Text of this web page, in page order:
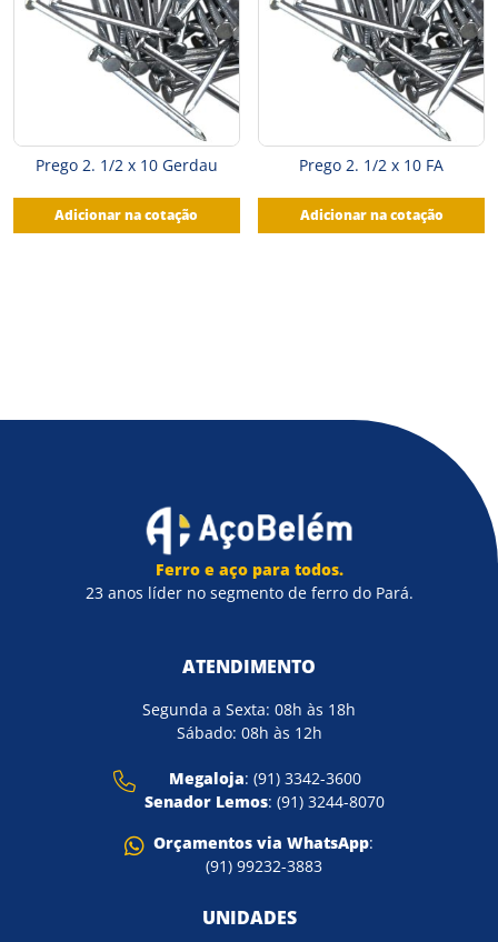
Prego 2. 1/2 x 10 Gerdau
Adicionar na cotação
Prego 2. 1/2 x 10 FA
Adicionar na cotação
Ferro e aço para todos.
23 anos líder no segmento de ferro do Pará.
ATENDIMENTO
Segunda a Sexta: 08h às 18h
Sábado: 08h às 12h
Megaloja: (91) 3342-3600
Senador Lemos: (91) 3244-8070
Orçamentos via WhatsApp:
(91) 99232-3883
UNIDADES